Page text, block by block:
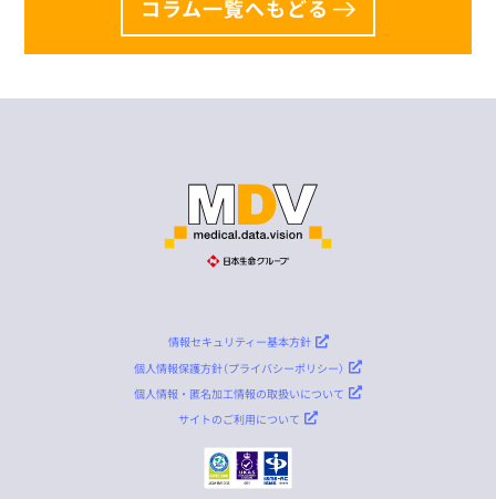
コラム一覧へもどる
情報セキュリティー基本方針
個人情報保護方針（プライバシーポリシー）
個人情報・匿名加工情報の取扱いについて
サイトのご利用について